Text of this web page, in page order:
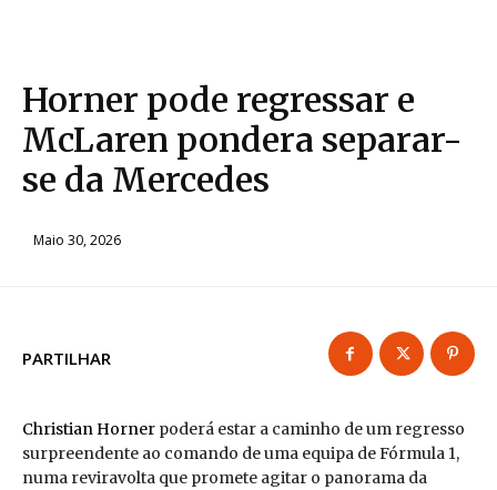
Horner pode regressar e
McLaren pondera separar-
se da Mercedes
Maio 30, 2026
PARTILHAR
Christian Horner poderá estar a caminho de um regresso
surpreendente ao comando de uma equipa de Fórmula 1,
numa reviravolta que promete agitar o panorama da